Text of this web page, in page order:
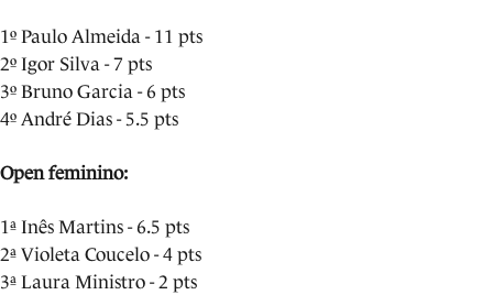
1º Paulo Almeida - 11 pts
2º Igor Silva - 7 pts
3º Bruno Garcia - 6 pts
4º André Dias - 5.5 pts
Open feminino:
1ª Inês Martins - 6.5 pts
2ª Violeta Coucelo - 4 pts
3ª Laura Ministro - 2 pts